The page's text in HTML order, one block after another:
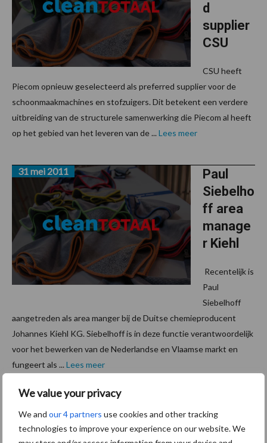
We value your privacy
We and our 4 partners use cookies and other tracking
technologies to improve your experience on our website. We
d
supplier
CSU
CSU heeft
Piecom opnieuw geselecteerd als preferred supplier voor de
schoonmaakmachines en stofzuigers. Dit betekent een verdere
uitbreiding van de structurele samenwerking die Piecom al heeft
op het gebied van het leveren van de ...Lees meer
Paul
Siebelho
ff area
manage
r Kiehl
31 mei 2011
Recentelijk is
Paul
Siebelhoff
aangetreden als area manger bij de Duitse chemieproducent
Johannes Kiehl KG. Siebelhoff is in deze functie verantwoordelijk
voor het bewerken van de Nederlandse en Vlaamse markt en
fungeert als ...Lees meer
gens